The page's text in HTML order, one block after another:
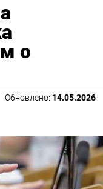
о
Обновлено: 14.05.2026